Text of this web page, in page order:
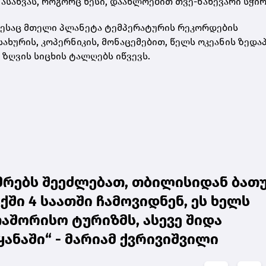
მთელი პლანეტა ტემპერატურის რეკორდების
კოპერნიკის, მონაცემებით, წელს ოკეანის
სიცხის ტალღებს იწვევს.
შეეძლებათ, თბილისიდან
4 საათში ჩამოვიდნენ, ეს ხელს
ტურიზმს, ასევე შიდა
- მარიამ ქვრივიშვილი